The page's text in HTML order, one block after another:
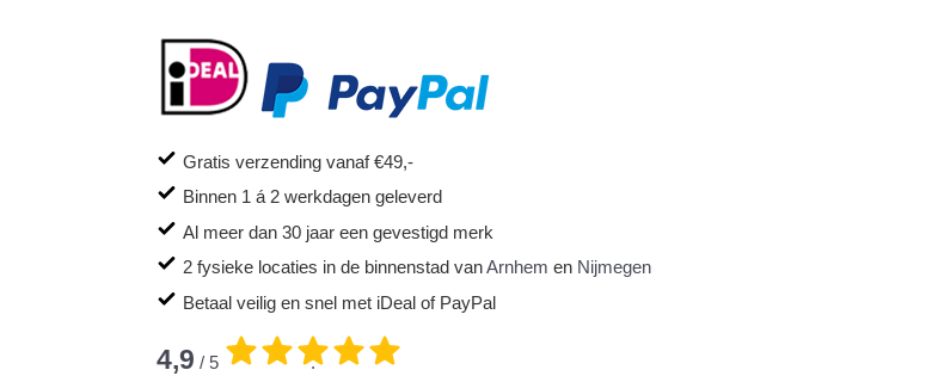
Gratis verzending vanaf €49,-
Binnen 1 á 2 werkdagen geleverd
Al meer dan 30 jaar een gevestigd merk
2 fysieke locaties in de binnenstad vanArnhem en Nijmegen
Betaal veilig en snel met iDeal of PayPal
4,9 / 5 .